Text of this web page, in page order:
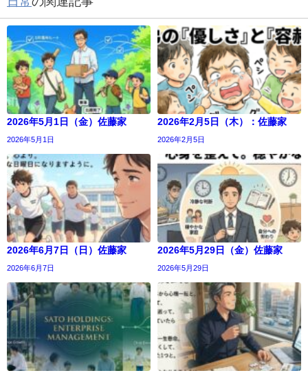
2026年5月1日（金）佐藤家
2026年5月1日
2026年2月5日（木）：佐藤家
2026年2月5日
2026年6月7日（日）佐藤家
2026年6月7日
2026年5月29日（金）佐藤家
2026年5月29日